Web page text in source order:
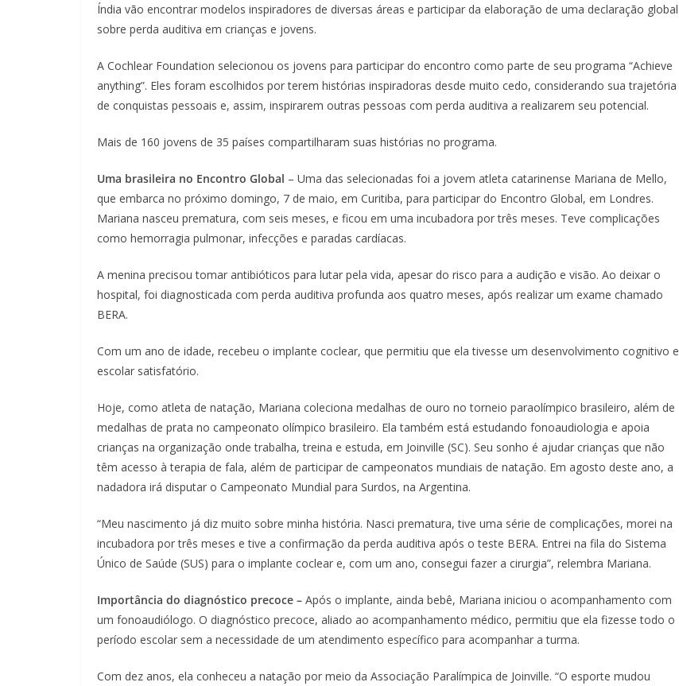
Índia vão encontrar modelos inspiradores de diversas áreas e participar da elaboração de uma declaração global
sobre perda auditiva em crianças e jovens.
A Cochlear Foundation selecionou os jovens para participar do encontro como parte de seu programa “Achieve
anything”. Eles foram escolhidos por terem histórias inspiradoras desde muito cedo, considerando sua trajetória
de conquistas pessoais e, assim, inspirarem outras pessoas com perda auditiva a realizarem seu potencial.
Mais de 160 jovens de 35 países compartilharam suas histórias no programa.
Uma brasileira no Encontro Global – Uma das selecionadas foi a jovem atleta catarinense Mariana de Mello,
que embarca no próximo domingo, 7 de maio, em Curitiba, para participar do Encontro Global, em Londres.
Mariana nasceu prematura, com seis meses, e ficou em uma incubadora por três meses. Teve complicações
como hemorragia pulmonar, infecções e paradas cardíacas.
A menina precisou tomar antibióticos para lutar pela vida, apesar do risco para a audição e visão. Ao deixar o
hospital, foi diagnosticada com perda auditiva profunda aos quatro meses, após realizar um exame chamado
BERA.
Com um ano de idade, recebeu o implante coclear, que permitiu que ela tivesse um desenvolvimento cognitivo e
escolar satisfatório.
Hoje, como atleta de natação, Mariana coleciona medalhas de ouro no torneio paraolímpico brasileiro, além de
medalhas de prata no campeonato olímpico brasileiro. Ela também está estudando fonoaudiologia e apoia
crianças na organização onde trabalha, treina e estuda, em Joinville (SC). Seu sonho é ajudar crianças que não
têm acesso à terapia de fala, além de participar de campeonatos mundiais de natação. Em agosto deste ano, a
nadadora irá disputar o Campeonato Mundial para Surdos, na Argentina.
“Meu nascimento já diz muito sobre minha história. Nasci prematura, tive uma série de complicações, morei na
incubadora por três meses e tive a confirmação da perda auditiva após o teste BERA. Entrei na fila do Sistema
Único de Saúde (SUS) para o implante coclear e, com um ano, consegui fazer a cirurgia”, relembra Mariana.
Importância do diagnóstico precoce – Após o implante, ainda bebê, Mariana iniciou o acompanhamento com
um fonoaudiólogo. O diagnóstico precoce, aliado ao acompanhamento médico, permitiu que ela fizesse todo o
período escolar sem a necessidade de um atendimento específico para acompanhar a turma.
Com dez anos, ela conheceu a natação por meio da Associação Paralímpica de Joinville. “O esporte mudou